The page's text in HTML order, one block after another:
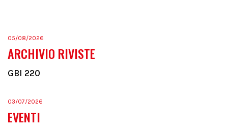
05/08/2026
ARCHIVIO RIVISTE
GBI 220
03/07/2026
EVENTI